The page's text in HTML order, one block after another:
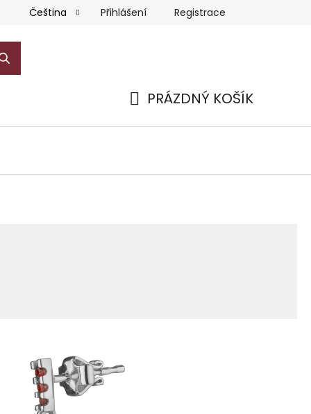
Čeština Přihlášení Registrace
PRÁZDNÝ KOŠÍK